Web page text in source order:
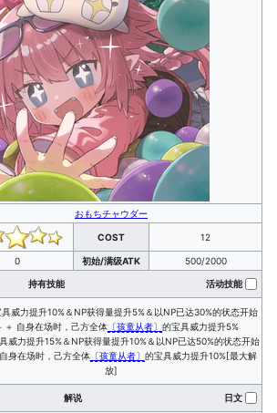
おもちチャウダー
COST 12
0 初始/满级ATK 500/2000
持有技能 活动技能
具威力提升10%＆NP获得量提升5%＆以NP已达30%的状态开始
＋ 自身在场时，己方全体 〔孩童从者〕 的宝具威力提升5%
威力提升15%＆NP获得量提升10%＆以NP已达50%的状态开始
身在场时，己方全体〔孩童从者〕 的宝具威力提升10%[最大解
放]
解说 日文